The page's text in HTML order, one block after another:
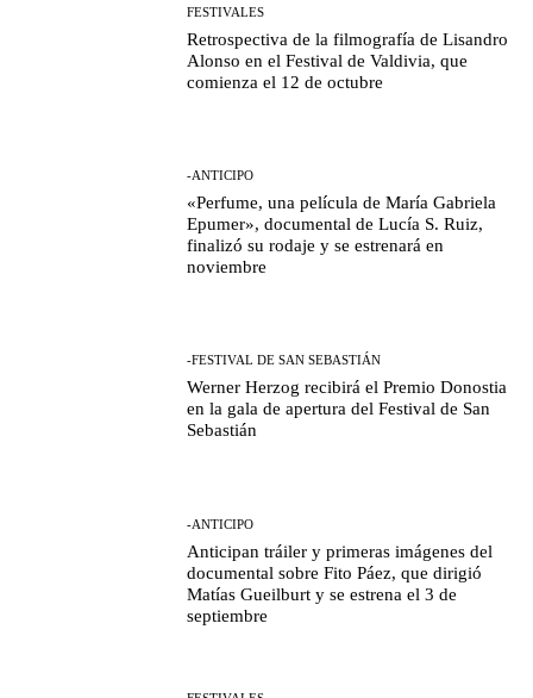
FESTIVALES
Retrospectiva de la filmografía de Lisandro
Alonso en el Festival de Valdivia, que
comienza el 12 de octubre
-ANTICIPO
«Perfume, una película de María Gabriela
Epumer», documental de Lucía S. Ruiz,
finalizó su rodaje y se estrenará en
noviembre
-FESTIVAL DE SAN SEBASTIÁN
Werner Herzog recibirá el Premio Donostia
en la gala de apertura del Festival de San
Sebastián
-ANTICIPO
Anticipan tráiler y primeras imágenes del
documental sobre Fito Páez, que dirigió
Matías Gueilburt y se estrena el 3 de
septiembre